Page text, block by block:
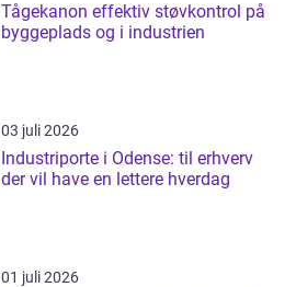
Tågekanon effektiv støvkontrol på
byggeplads og i industrien
03 juli 2026
Industriporte i Odense: til erhverv
der vil have en lettere hverdag
01 juli 2026